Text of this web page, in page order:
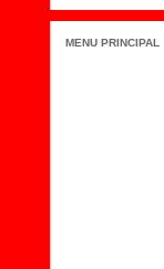
MENU PRINCIPAL